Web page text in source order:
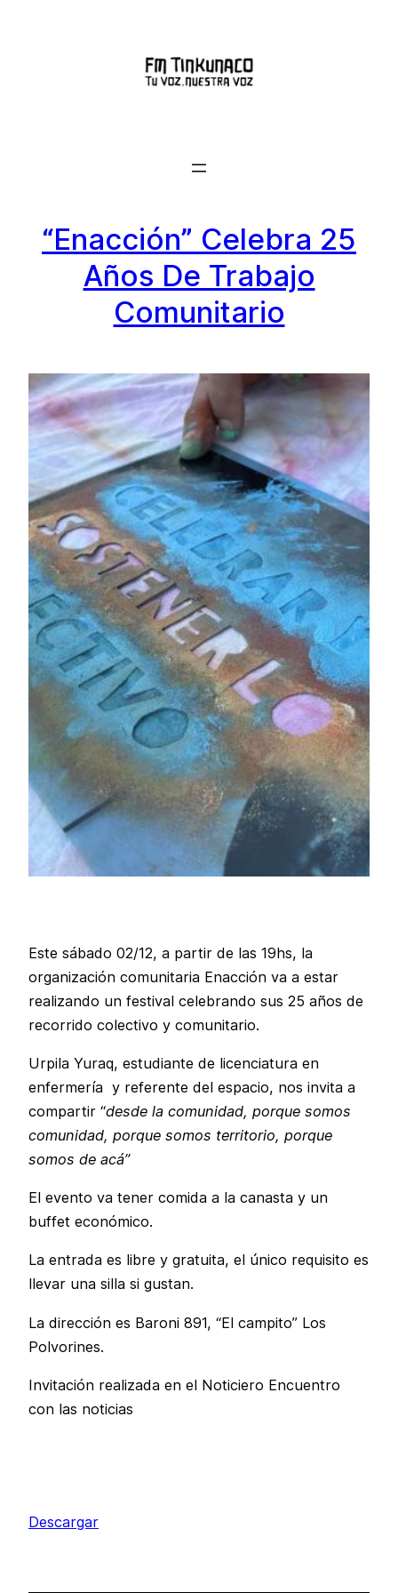
“Enacción” Celebra 25
Años De Trabajo
Comunitario
Este sábado 02/12, a partir de las 19hs, la
organización comunitaria Enacción va a estar
realizando un festival celebrando sus 25 años de
recorrido colectivo y comunitario.
Urpila Yuraq, estudiante de licenciatura en
enfermería y referente del espacio, nos invita a
compartir “desde la comunidad, porque somos
comunidad, porque somos territorio, porque
somos de acá”
El evento va tener comida a la canasta y un
buffet económico.
La entrada es libre y gratuita, el único requisito es
llevar una silla si gustan.
La dirección es Baroni 891, “El campito” Los
Polvorines.
Invitación realizada en el Noticiero Encuentro
con las noticias
Descargar